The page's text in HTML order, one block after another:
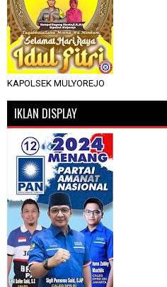
KAPOLSEK MULYOREJO
IKLAN DISPLAY